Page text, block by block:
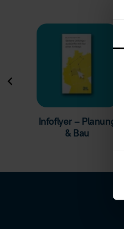
Infoflyer – Planung
& Bau